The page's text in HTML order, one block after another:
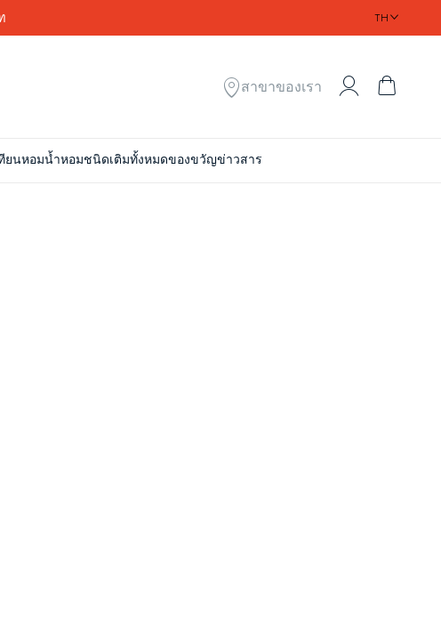
TH
สาขาของเรา My Account
ยนหอมน้ำหอมชนิดเติมทั้งหมดของขวัญข่าวสาร